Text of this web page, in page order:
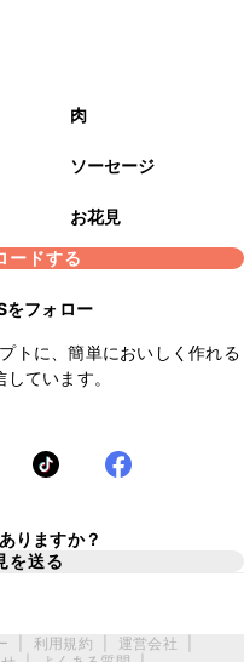
肉
ソーセージ
お花見
ードする
をフォロー
トに、簡単においしく作れる
ています。
りますか？
を送る
利用規約 運営会社